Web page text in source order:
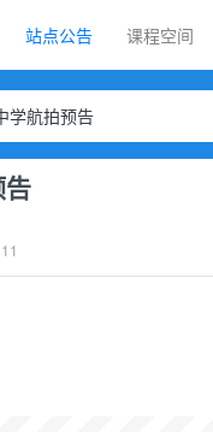
站点公告 课程空间
学航拍预告